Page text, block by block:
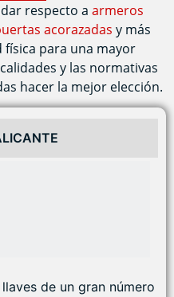
respecto a armeros
acorazadas y más
para una mayor
y las normativas
hacer la mejor elección.
de un gran número